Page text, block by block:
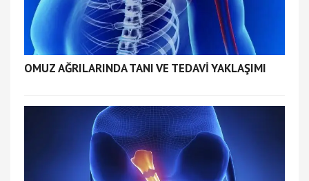
OMUZ AĞRILARINDA TANI VE TEDAVİ YAKLAŞIMI